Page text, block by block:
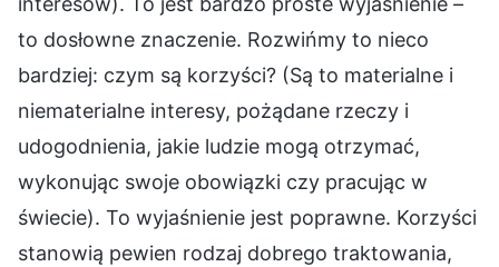
to dosłowne znaczenie. Rozwińmy to nieco
bardziej: czym są korzyści? (Są to materialne i
niematerialne interesy, pożądane rzeczy i
udogodnienia, jakie ludzie mogą otrzymać,
wykonując swoje obowiązki czy pracując w
świecie). To wyjaśnienie jest poprawne. Korzyści
stanowią pewien rodzaj dobrego traktowania,